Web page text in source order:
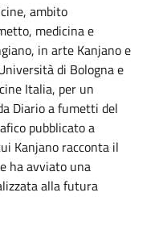
ambito
medicina e
in arte Kanjano e
di Bologna e
Italia, per un
Diario a fumetti del
pubblicato a
Kanjano racconta il
ha avviato una
alla futura